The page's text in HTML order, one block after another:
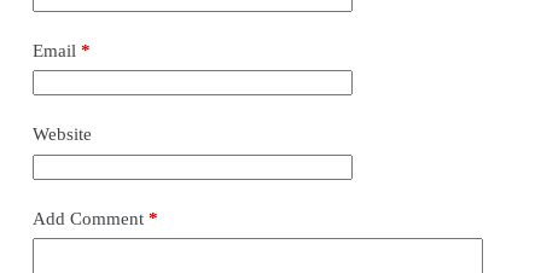
Email *
Website
Add Comment*